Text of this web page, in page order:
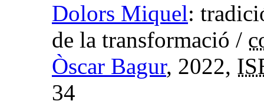
Dolors Miquel:
de la transformació /
Òscar Bagur, 2022,
34